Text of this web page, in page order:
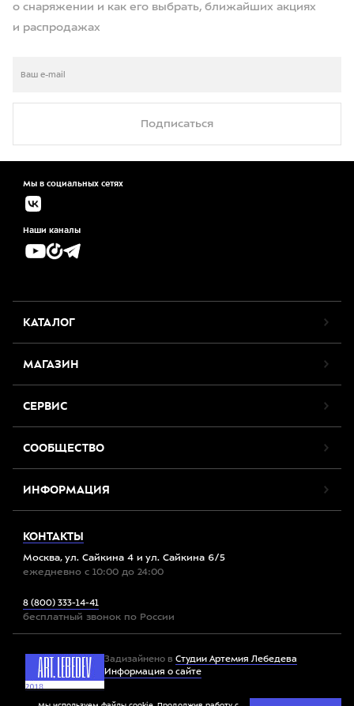
о снаряжении и как его выбрать, ближайших акциях
и распродажах
Подписаться
Мы в социальных сетях
Наши каналы
КАТАЛОГ
МАГАЗИН
СЕРВИС
СООБЩЕСТВО
ИНФОРМАЦИЯ
КОНТАКТЫ
Москва, ул. Сайкина 4 и ул. Сайкина 6/5
ежедневно с 10:00 до 24:00
8 (800) 333-14-41
бесплатный звонок по России
Задизайнено в Студии Артемия Лебедева
Информация о сайте